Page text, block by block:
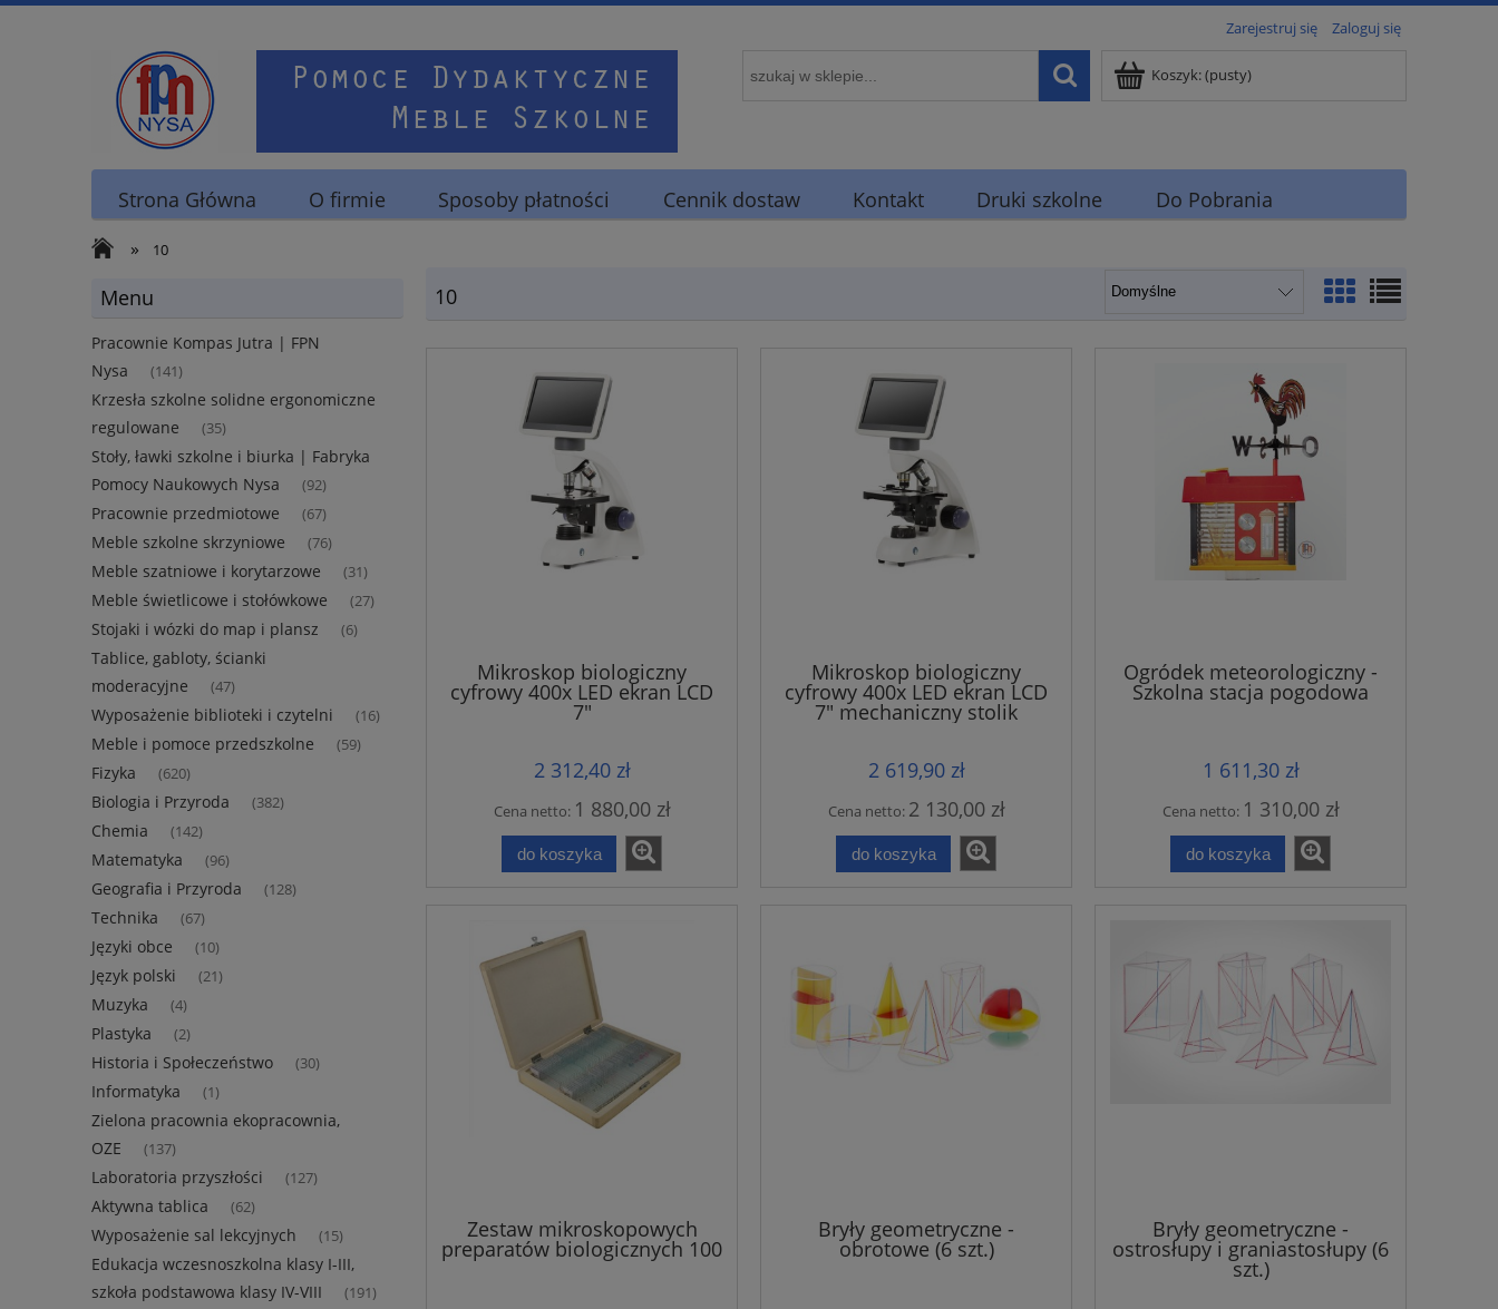
Zarejestruj się Zaloguj się
Koszyk:(pusty)
Strona Główna O firmie Sposoby płatności Cennik dostaw Kontakt Druki szkolne Do Pobrania
» 10
Menu
Pracownie Kompas Jutra | FPN
Nysa
(141)
Krzesła szkolne solidne ergonomiczne
regulowane
(35)
Stoły, ławki szkolne i biurka | Fabryka
Pomocy Naukowych Nysa
(92)
Pracownie przedmiotowe (67)
Meble szkolne skrzyniowe (76)
Meble szatniowe i korytarzowe (31)
Meble świetlicowe i stołówkowe (27)
Stojaki i wózki do map i plansz (6)
Tablice, gabloty, ścianki
moderacyjne
(47)
Wyposażenie biblioteki i czytelni (16)
Meble i pomoce przedszkolne (59)
Fizyka (620)
Biologia i Przyroda (382)
Chemia (142)
Matematyka (96)
Geografia i Przyroda (128)
Technika (67)
Języki obce (10)
Język polski (21)
Muzyka (4)
Plastyka (2)
Historia i Społeczeństwo (30)
Informatyka (1)
Zielona pracownia ekopracownia,
OZE
(137)
Laboratoria przyszłości (127)
Aktywna tablica (62)
Wyposażenie sal lekcyjnych (15)
Edukacja wczesnoszkolna klasy I-III,
szkoła podstawowa klasy IV-VIII
(191)
10
Mikroskop biologiczny
cyfrowy 400x LED ekran LCD
7"
2 312,40 zł
Cena netto: 1 880,00 zł
do koszyka
Mikroskop biologiczny
cyfrowy 400x LED ekran LCD
7" mechaniczny stolik
2 619,90 zł
Cena netto: 2 130,00 zł
do koszyka
Ogródek meteorologiczny -
Szkolna stacja pogodowa
1 611,30 zł
Cena netto: 1 310,00 zł
do koszyka
Zestaw mikroskopowych
preparatów biologicznych 100
Bryły geometryczne -
obrotowe (6 szt.)
Bryły geometryczne -
ostrosłupy i graniastosłupy (6
szt.)